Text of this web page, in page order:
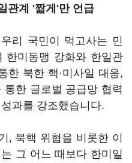
관계 '짧게'만 언급
리 국민이 먹고사는 민
한미동맹 강화와 한일관
한 북한 핵·미사일 대응,
한 글로벌 공급망 협력
과를 강조했습니다.
, 북핵 위협을 비롯한 이
그 어느 때보다 한미일